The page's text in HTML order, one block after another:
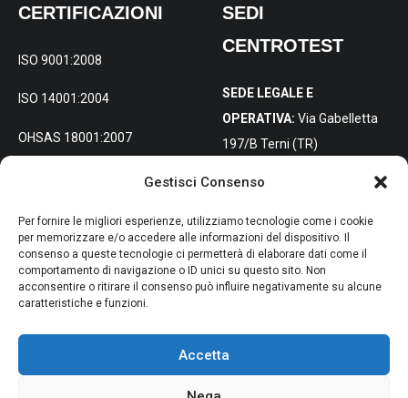
Gestisci Consenso
Per fornire le migliori esperienze, utilizziamo tecnologie come i cookie
per memorizzare e/o accedere alle informazioni del dispositivo. Il
consenso a queste tecnologie ci permetterà di elaborare dati come il
comportamento di navigazione o ID unici su questo sito. Non
acconsentire o ritirare il consenso può influire negativamente su alcune
caratteristiche e funzioni.
Accetta
CERTIFICAZIONI
ISO 9001:2008
ISO 14001:2004
OHSAS 18001:2007
SEDI
CENTROTEST
SEDE LEGALE E
OPERATIVA: Via Gabelletta
197/B Terni (TR)
SEDE DISTACCATA PER
SETTENTRIONALE:Via
Molise 4, 20098 San Giuliano
Milanese (MI)